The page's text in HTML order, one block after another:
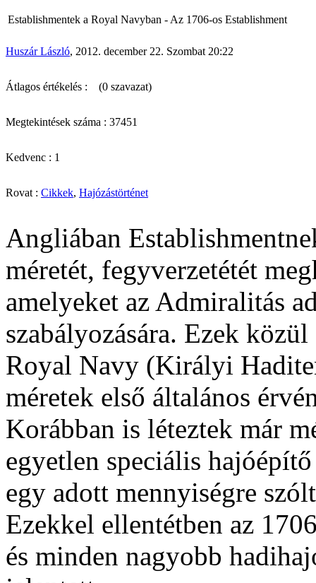
Establishmentek a Royal Navyban - Az 1706-os Establishment
Huszár László, 2012. december 22. Szombat 20:22
Átlagos értékelés : (0 szavazat)
Megtekintések száma : 37451
Kedvenc : 1
Rovat : Cikkek, Hajózástörténet
Angliában
méretét, fegyverzetétét
amelyeket az Admiralitás
szabályozására. Ezek
Royal Navy (Királyi
méretek első általános
Korábban is léteztek már
egyetlen speciális
egy adott mennyiségre
Ezekkel ellentétben az
és minden nagyobb